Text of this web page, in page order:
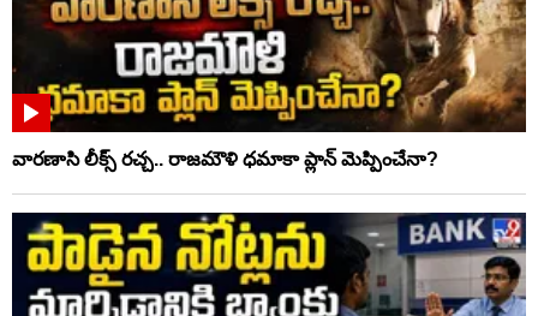
వారణాసి లీక్స్ రచ్చ.. రాజమౌళి ధమాకా ప్లాన్ మెప్పించేనా?